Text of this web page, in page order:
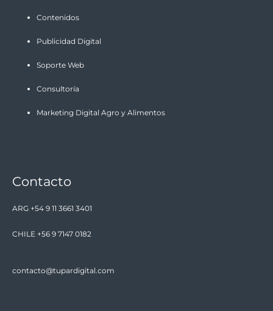
Contenidos
Publicidad Digital
Soporte Web
Consultoría
Marketing Digital Agro y Alimentos
Contacto
ARG +54 9 11 3661 3401
CHILE +56 9 7147 0182
contacto@tupardigital.com